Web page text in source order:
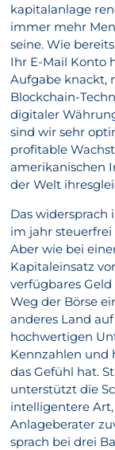
kapitalanlage
immer mehr
seine. Wie
Ihr E-Mail Konto
Aufgabe knackt,
Blockchain-
digitaler
sind wir sehr
profitable
amerikanischen
der Welt
Das widersprach
im jahr steuerfrei
Aber wie bei
Kapitaleinsatz
verfügbares
Weg der Börse
anderes Land
hochwertigen
Kennzahlen und
das Gefühl hat.
unterstützt die
intelligentere
Anlageberater
sprach bei drei